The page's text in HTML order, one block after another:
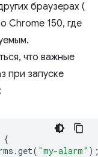
браузерах (
Chrome 150, где
что важные
при запуске
{
.get( "my-alarm"